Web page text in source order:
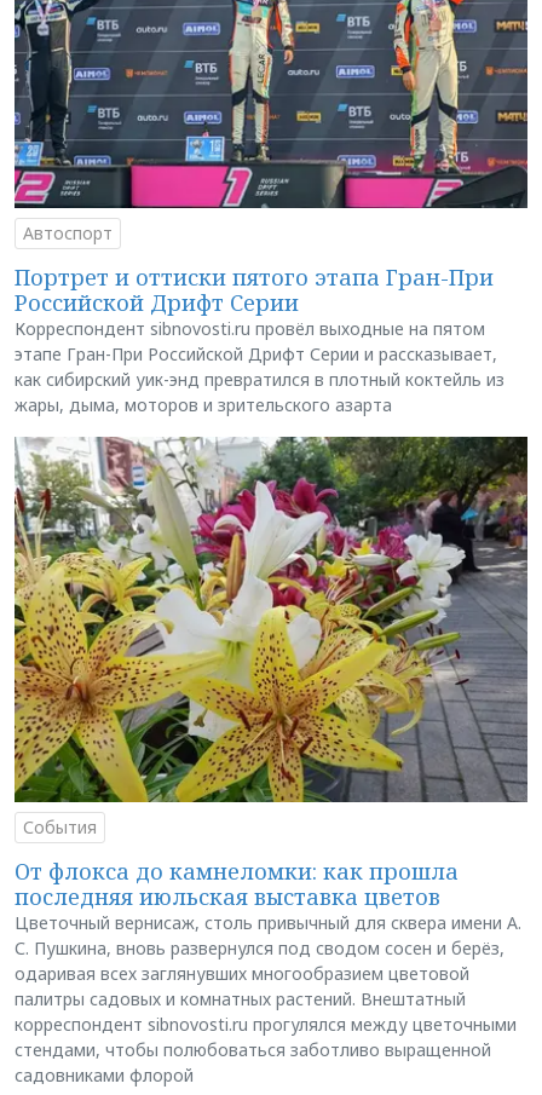
Автоспорт
Портрет и оттиски пятого этапа Гран-При
Российской Дрифт Серии
Корреспондент sibnovosti.ru провёл выходные на пятом
этапе Гран-При Российской Дрифт Серии и рассказывает,
как сибирский уик-энд превратился в плотный коктейль из
жары, дыма, моторов и зрительского азарта
События
От флокса до камнеломки: как прошла
последняя июльская выставка цветов
Цветочный вернисаж, столь привычный для сквера имени А.
С. Пушкина, вновь развернулся под сводом сосен и берёз,
одаривая всех заглянувших многообразием цветовой
палитры садовых и комнатных растений. Внештатный
корреспондент sibnovosti.ru прогулялся между цветочными
стендами, чтобы полюбоваться заботливо выращенной
садовниками флорой